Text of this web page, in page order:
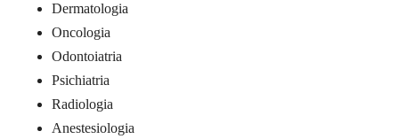
Dermatologia
Oncologia
Odontoiatria
Psichiatria
Radiologia
Anestesiologia